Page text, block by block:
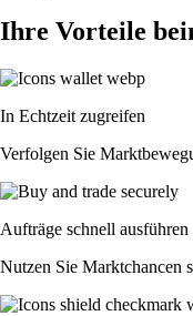
Ihre Vorteile
In Echtzeit zugreifen
Verfolgen Sie
Aufträge schnell ausführen
Nutzen Sie Marktchancen